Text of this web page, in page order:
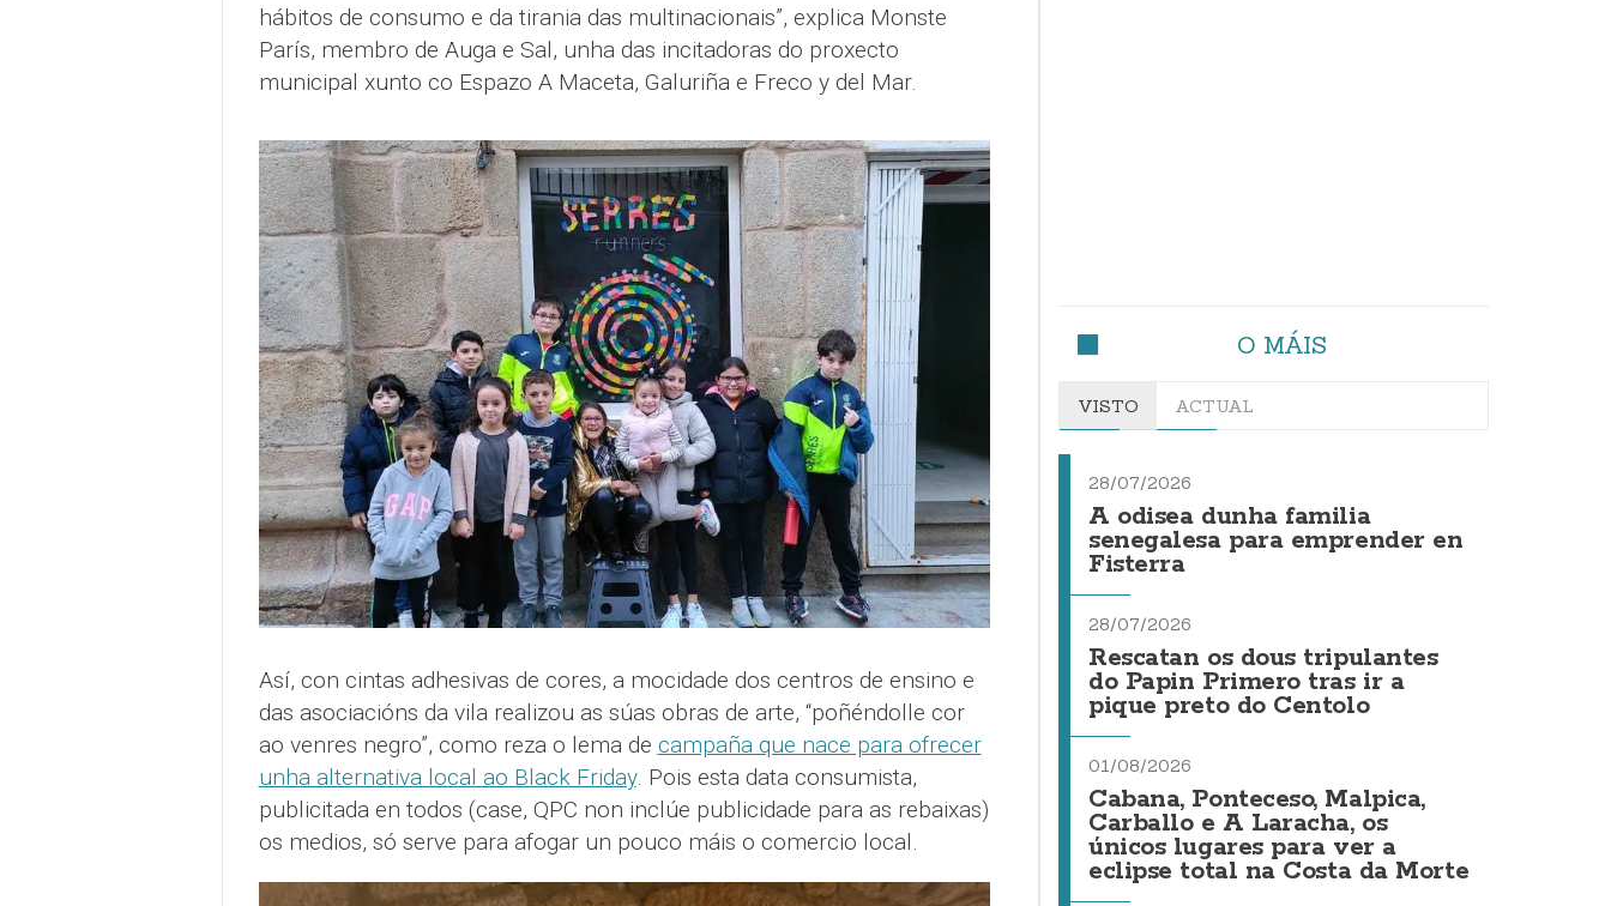
hábitos de consumo e da tirania das multinacionais”, explica Monste
París, membro de Auga e Sal, unha das incitadoras do proxecto
municipal xunto co Espazo A Maceta, Galuriña e Freco y del Mar.
Así, con cintas adhesivas de cores, a mocidade dos centros de ensino e
das asociacións da vila realizou as súas obras de arte, “poñéndolle cor
ao venres negro”, como reza o lema de campaña que nace para ofrecer
unha alternativa local ao Black Friday. Pois esta data consumista,
publicitada en todos (case, QPC non inclúe publicidade para as rebaixas)
os medios, só serve para afogar un pouco máis o comercio local.
O MÁIS
VISTO ACTUAL
28/07/2026
A odisea dunha familia
senegalesa para emprender en
Fisterra
28/07/2026
Rescatan os dous tripulantes
do Papin Primero tras ir a
pique preto do Centolo
01/08/2026
Cabana, Ponteceso, Malpica,
Carballo e A Laracha, os
únicos lugares para ver a
eclipse total na Costa da Morte